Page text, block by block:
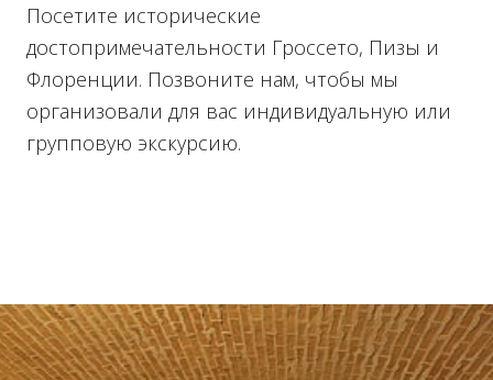
Посетите исторические
достопримечательности Гроссето, Пизы и
Флоренции. Позвоните нам, чтобы мы
организовали для вас индивидуальную или
групповую экскурсию.